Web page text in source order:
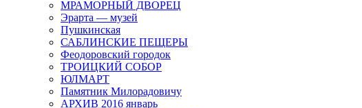
МРАМОРНЫЙ ДВОРЕЦ
Эрарта — музей
Пушкинская
САБЛИНСКИЕ ПЕЩЕРЫ
Феодоровский городок
ТРОИЦКИЙ СОБОР
ЮЛМАРТ
Памятник Милорадовичу
АРХИВ 2016 январь